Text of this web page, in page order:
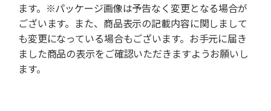
ます。※パッケージ画像は予告なく変更となる場合が
ございます。また、商品表示の記載内容に関しまして
も変更になっている場合もございます。お手元に届き
ました商品の表示をご確認いただきますようお願いし
ます。